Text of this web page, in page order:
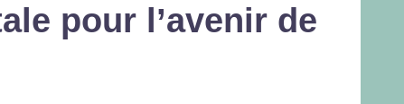
pour l’avenir de